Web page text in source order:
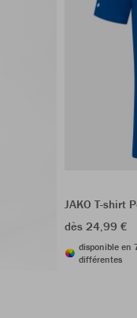
JAKO T-shirt
dès 24,99 €
disponible en
différentes